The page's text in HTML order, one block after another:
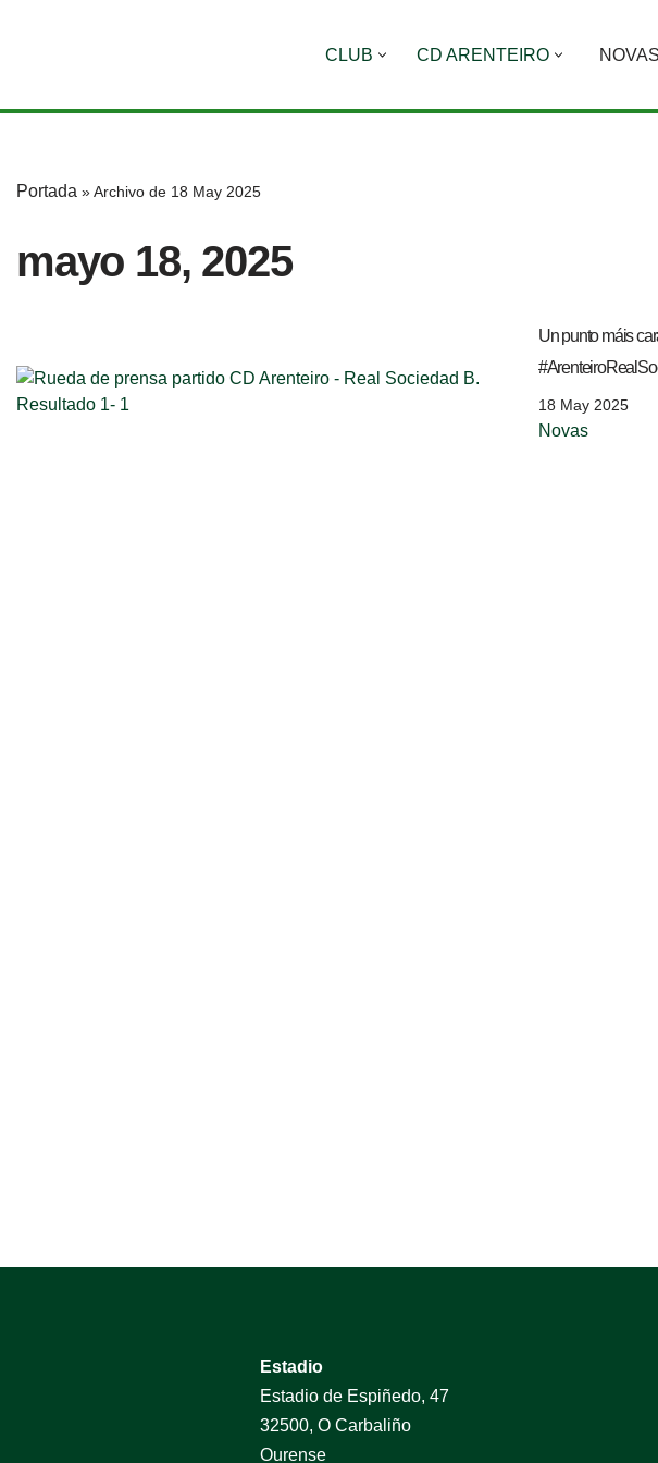
contenido
CLUB CD ARENTEIRO NOVAS
Portada »Archivo de 18 May 2025
mayo 18, 2025
Un punto máis
18 May 2025
Novas
Estadio
Estadio de Espiñedo, 47
32500, O Carbaliño
Ourense